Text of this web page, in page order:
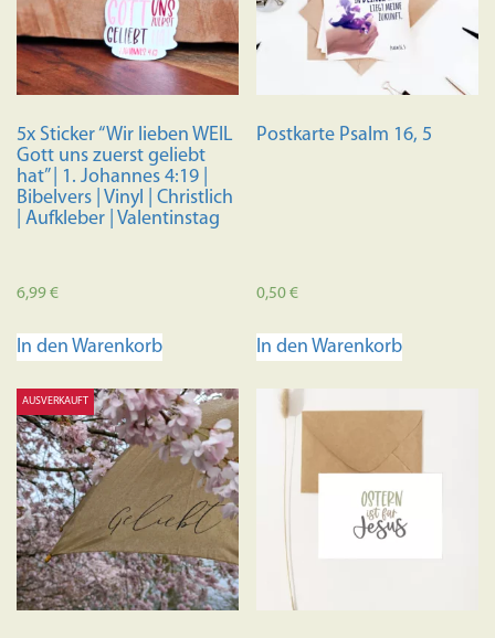
5x Sticker “Wir lieben WEIL
Gott uns zuerst geliebt
hat” | 1. Johannes 4:19 |
Bibelvers | Vinyl | Christlich
| Aufkleber | Valentinstag
6,99€
In den Warenkorb
Postkarte Psalm 16, 5
0,50€
In den Warenkorb
AUSVERKAUFT